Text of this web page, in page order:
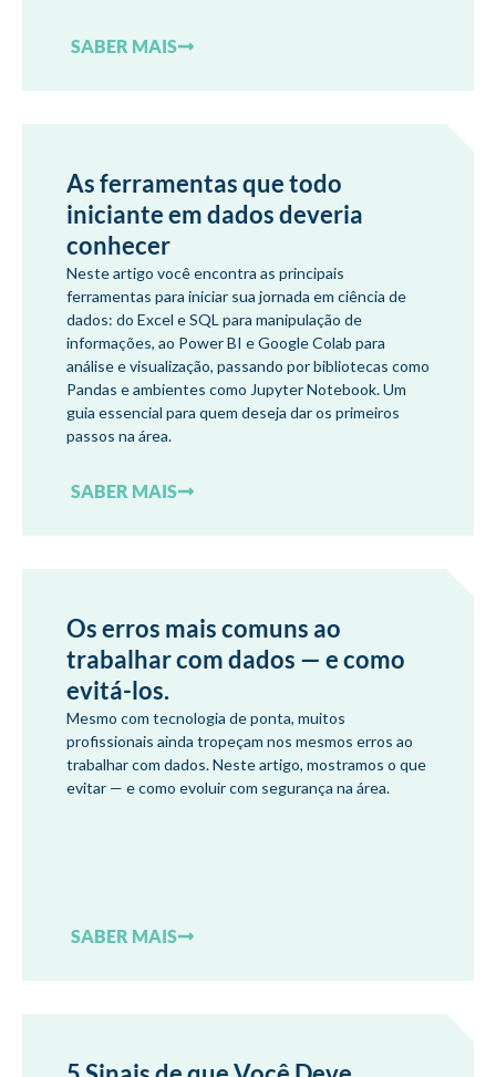
SABER MAIS
As ferramentas que todo
iniciante em dados deveria
conhecer
Neste artigo você encontra as principais
ferramentas para iniciar sua jornada em ciência de
dados: do Excel e SQL para manipulação de
informações, ao Power BI e Google Colab para
análise e visualização, passando por bibliotecas como
Pandas e ambientes como Jupyter Notebook. Um
guia essencial para quem deseja dar os primeiros
passos na área.
SABER MAIS
Os erros mais comuns ao
trabalhar com dados — e como
evitá-los.
Mesmo com tecnologia de ponta, muitos
profissionais ainda tropeçam nos mesmos erros ao
trabalhar com dados. Neste artigo, mostramos o que
evitar — e como evoluir com segurança na área.
SABER MAIS